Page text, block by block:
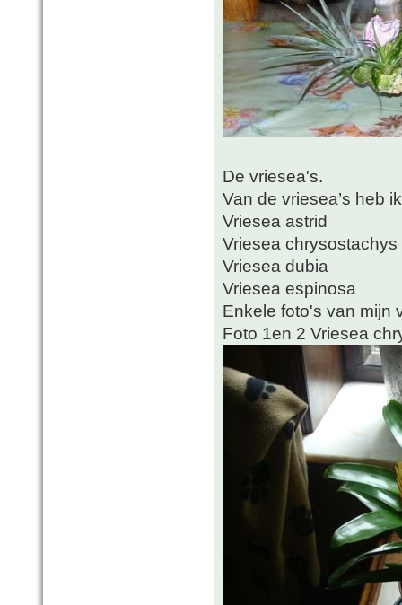
De vriesea's.
Van de vriesea’s heb
Vriesea astrid
Vriesea chrysostachys
Vriesea dubia
Vriesea espinosa
Enkele foto's van mijn
Foto 1en 2 Vriesea